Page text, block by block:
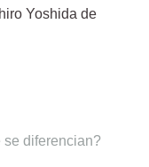
Yoshida de
diferencian?